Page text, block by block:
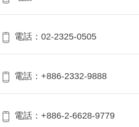
電話：02-2325-0505
電話：+886-2332-9888
電話：+886-2-6628-9779